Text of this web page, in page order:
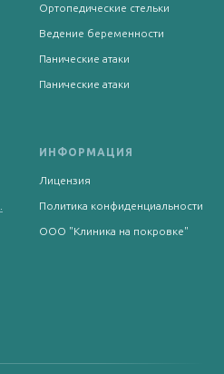
Ортопедические стельки
Ведение беременности
Панические атаки
Панические атаки
ИНФОРМАЦИЯ
Лицензия
Политика конфиденциальности
ООО "Клиника на покровке"